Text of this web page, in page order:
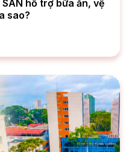
hỗ trợ bữa ăn, vệ
sao?